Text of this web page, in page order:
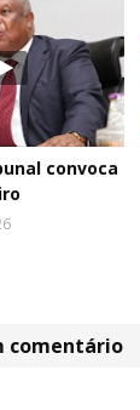
convoca
comentário